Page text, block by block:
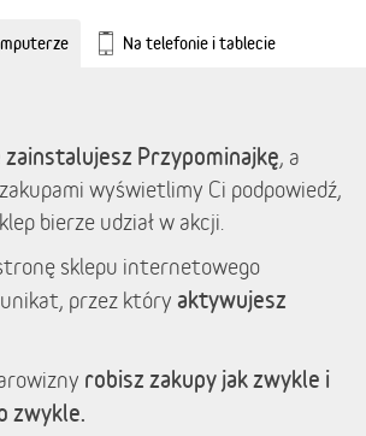
Na telefonie i tablecie
Przypominajkę, a
wyświetlimy Ci podpowiedź,
bierze udział w akcji.
sklepu internetowego
przez który aktywujesz
robisz zakupy jak zwykle i
zwykle.